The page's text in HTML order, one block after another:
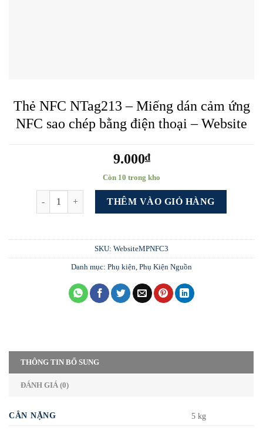
Thẻ NFC NTag213 – Miếng dán cảm ứng
NFC sao chép bằng điện thoại – Website
9.000₫
Còn 10 trong kho
Thẻ NFC NTag213 - Miếng dán cảm ứng NFC sao chép bằng
THÊM VÀO GIỎ HÀNG
SKU: WebsiteMPNFC3
Danh mục: Phụ kiện Phụ Kiện Nguồn
THÔNG TIN BỔ SUNG
ĐÁNH GIÁ (0)
CÂN NẶNG 5 kg